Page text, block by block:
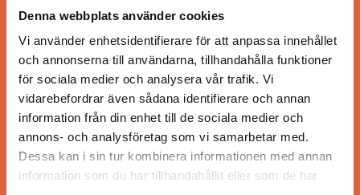
Denna webbplats använder cookies
Vi använder enhetsidentifierare för att anpassa innehållet
och annonserna till användarna, tillhandahålla funktioner
för sociala medier och analysera vår trafik. Vi
vidarebefordrar även sådana identifierare och annan
information från din enhet till de sociala medier och
annons- och analysföretag som vi samarbetar med.
Dessa kan i sin tur kombinera informationen med annan
information som du har tillhandahållit eller som de har
Tidningen ges ut avVisita
ANSVARIG UTGIVARE
Jonas Siljhammar
UPPHOVSRÄTT